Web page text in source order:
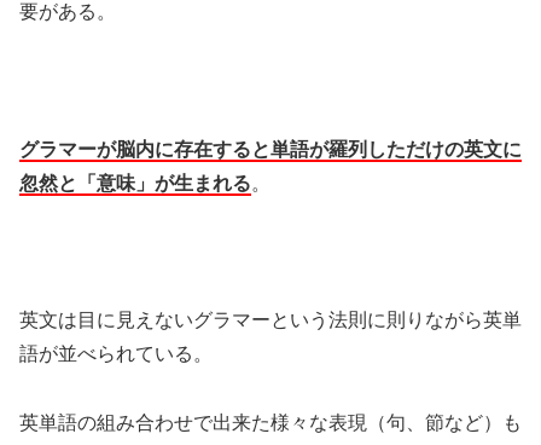
要がある。
グラマーが脳内に存在すると単語が羅列しただけの英文に
忽然と「意味」が生まれる。
英文は目に見えないグラマーという法則に則りながら英単
語が並べられている。
英単語の組み合わせで出来た様々な表現（句、節など）も